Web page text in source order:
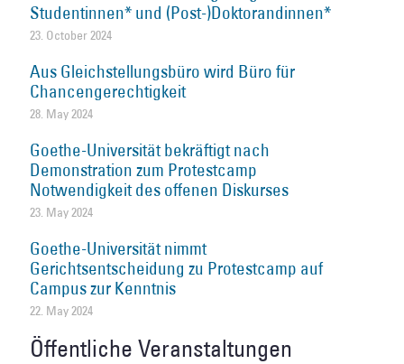
Studentinnen* und (Post-)Doktorandinnen*
23. October 2024
Aus Gleichstellungsbüro wird Büro für
Chancengerechtigkeit
28. May 2024
Goethe-Universität bekräftigt nach
Demonstration zum Protestcamp
Notwendigkeit des offenen Diskurses
23. May 2024
Goethe-Universität nimmt
Gerichtsentscheidung zu Protestcamp auf
Campus zur Kenntnis
22. May 2024
Öffentliche Veranstaltungen